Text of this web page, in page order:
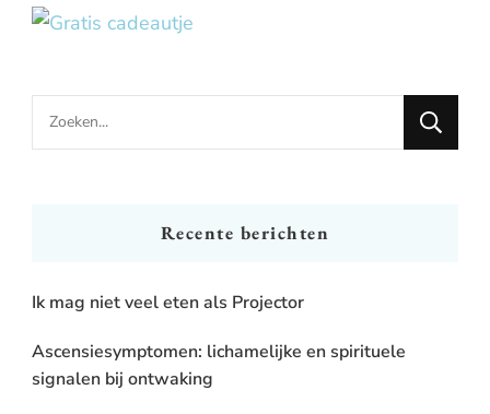
Looking
for
Recente berichten
Ik mag niet veel eten als Projector
Ascensiesymptomen: lichamelijke en spirituele
signalen bij ontwaking